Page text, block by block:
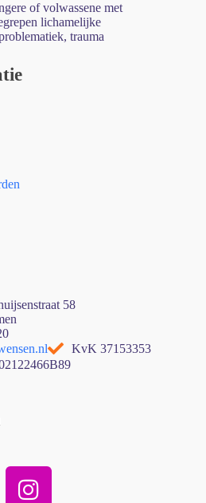
of volwassene met
lichamelijke
trauma
58
KvK 37153353